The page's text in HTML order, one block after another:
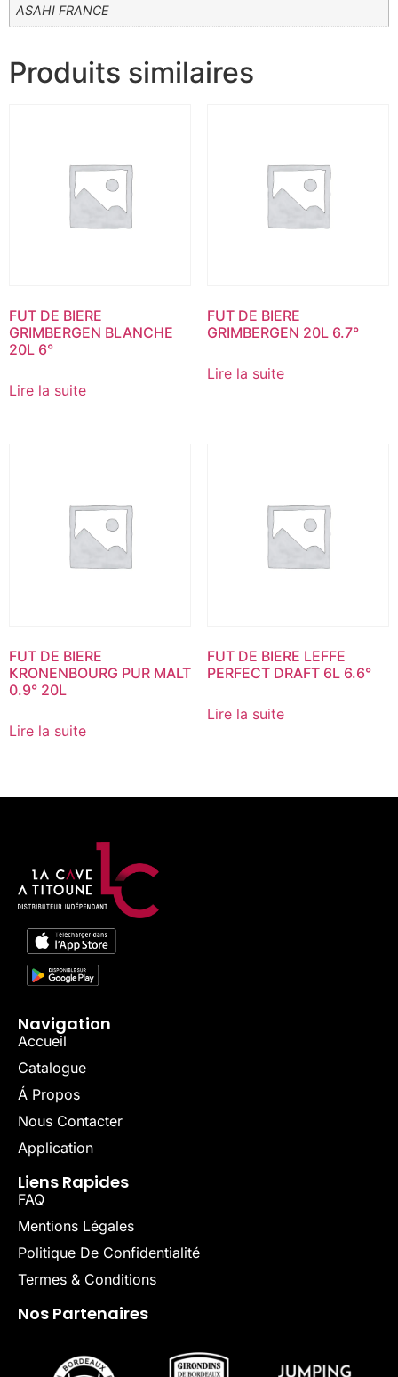
ASAHI FRANCE
Produits similaires
FUT DE BIERE
GRIMBERGEN BLANCHE
20L 6°
Lire la suite
FUT DE BIERE
GRIMBERGEN 20L 6.7°
Lire la suite
FUT DE BIERE
KRONENBOURG PUR MALT
0.9° 20L
Lire la suite
FUT DE BIERE LEFFE
PERFECT DRAFT 6L 6.6°
Lire la suite
Navigation
Accueil
Catalogue
Á Propos
Nous Contacter
Application
Liens Rapides
FAQ
Mentions Légales
Politique De Confidentialité
Termes & Conditions
Nos Partenaires